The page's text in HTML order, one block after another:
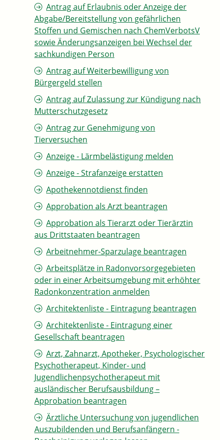
Antrag auf Erlaubnis oder Anzeige der
Abgabe/Bereitstellung von gefährlichen
Stoffen und Gemischen nach ChemVerbotsV
sowie Änderungsanzeigen bei Wechsel der
sachkundigen Person
Antrag auf Weiterbewilligung von
Bürgergeld stellen
Antrag auf Zulassung zur Kündigung nach
Mutterschutzgesetz
Antrag zur Genehmigung von
Tierversuchen
Anzeige - Lärmbelästigung melden
Anzeige - Strafanzeige erstatten
Apothekennotdienst finden
Approbation als Arzt beantragen
Approbation als Tierarzt oder Tierärztin
aus Drittstaaten beantragen
Arbeitnehmer-Sparzulage beantragen
Arbeitsplätze in Radonvorsorgegebieten
oder in einer Arbeitsumgebung mit erhöhter
Radonkonzentration anmelden
Architektenliste - Eintragung beantragen
Architektenliste - Eintragung einer
Gesellschaft beantragen
Arzt, Zahnarzt, Apotheker, Psychologischer
Psychotherapeut, Kinder- und
Jugendlichenpsychotherapeut mit
ausländischer Berufsausbildung –
Approbation beantragen
Ärztliche Untersuchung von jugendlichen
Auszubildenden und Berufsanfängern -